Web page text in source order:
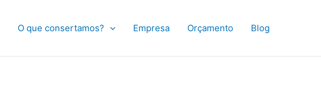
O que consertamos? Empresa Orçamento Blog